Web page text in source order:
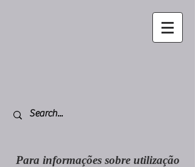
Para informações sobre utilização